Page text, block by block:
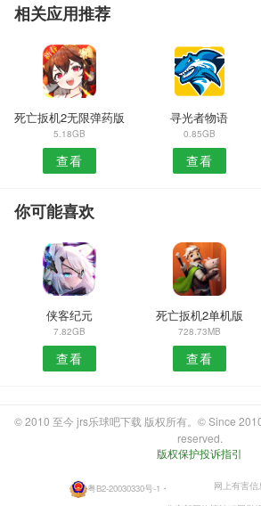
相关应用推荐
死亡扳机2无限弹药版
5.18GB
查看
寻光者物语
0.85GB
查看
你可能喜欢
侠客纪元
7.82GB
查看
死亡扳机2单机版
728.73MB
查看
© 2010 至今 jrs乐球吧下载 版权所有。© Since
reserved.
版权保护投诉指引
粤B2-20030330号-1 ・
网上有害